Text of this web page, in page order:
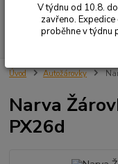
Úvod Autožárovky
Narva
PX26d
V týdnu od 10.8.
zavřeno.
proběhne v týdnu